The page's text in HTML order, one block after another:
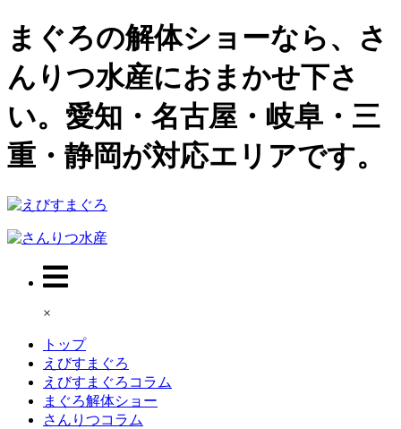
まぐろの解体ショーなら、さ
んりつ水産におまかせ下さ
い。愛知・名古屋・岐阜・三
重・静岡が対応エリアです。
×
トップ
えびすまぐろ
えびすまぐろコラム
まぐろ解体ショー
さんりつコラム